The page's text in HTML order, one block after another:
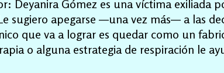
Deyanira Gómez es una víctima exiliada
sugiero apegarse —una vez más— a las
que va a lograr es quedar como un
o alguna estrategia de respiración le